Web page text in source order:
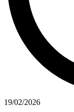
19/02/2026